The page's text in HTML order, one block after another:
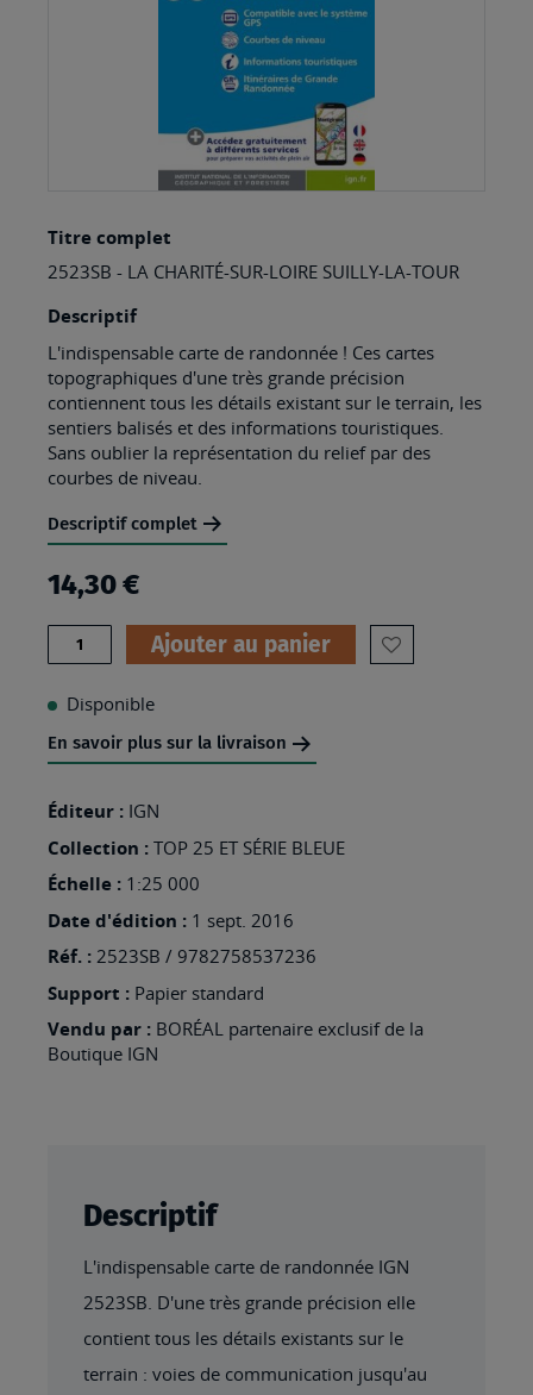
to
the
beginning
of
the
images
gallery
Titre complet
2523SB - LA CHARITÉ-SUR-LOIRE SUILLY-LA-TOUR
Descriptif
L'indispensable carte de randonnée ! Ces cartes
topographiques d'une très grande précision
contiennent tous les détails existant sur le terrain, les
sentiers balisés et des informations touristiques.
Sans oublier la représentation du relief par des
courbes de niveau.
Descriptif complet
14,30 €
Quantité Ajouter au panier
AJOUTER
SUR-
Disponible
En savoir plus sur la livraison
Éditeur : IGN
Collection : TOP 25 ET SÉRIE BLEUE
Échelle : 1:25 000
Date d'édition : 1 sept. 2016
Réf. : 2523SB / 9782758537236
Support : Papier standard
Vendu par : BORÉAL partenaire exclusif de la
Boutique IGN
Descriptif
L'indispensable carte de randonnée IGN
2523SB. D'une très grande précision elle
contient tous les détails existants sur le
terrain : voies de communication jusqu'au